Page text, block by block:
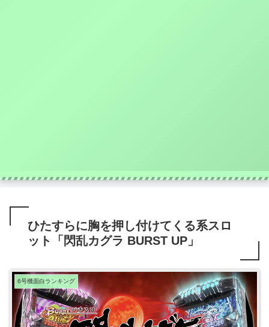
ひたすらに胸を押し付けてくる系スロ
ット「閃乱カグラ BURST UP」
6号機面白ランキング